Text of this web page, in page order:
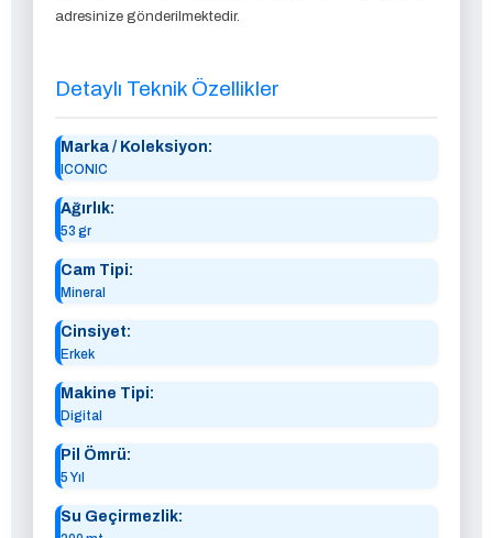
adresinize gönderilmektedir.
Detaylı Teknik Özellikler
Marka / Koleksiyon:
ICONIC
Ağırlık:
53 gr
Cam Tipi:
Mineral
Cinsiyet:
Erkek
Makine Tipi:
Digital
Pil Ömrü:
5 Yıl
Su Geçirmezlik: